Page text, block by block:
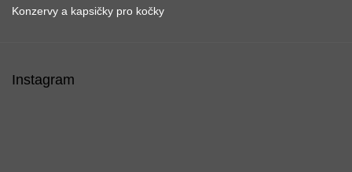
Konzervy a kapsičky pro kočky
Instagram